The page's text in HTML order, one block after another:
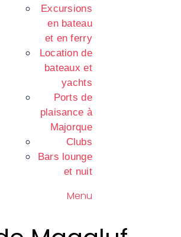
Excursions
en bateau
et en ferry
Location de
bateaux et
yachts
Ports de
plaisance à
Majorque
Clubs
Bars lounge
et nuit
Menu